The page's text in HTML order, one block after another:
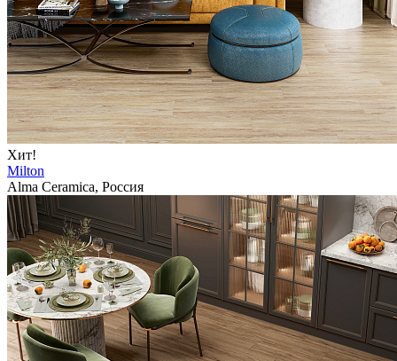
Хит!
Milton
Alma Ceramica, Россия